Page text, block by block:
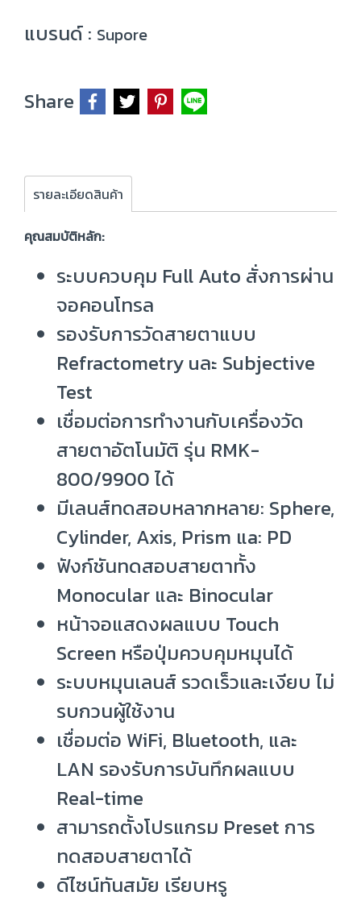
แบรนด์ : Supore
Share
รายละเอียดสินค้า
คุณสมบัติหลัก:
ระบบควบคุม Full Auto สั่งการผ่าน
จอคอนโทรล
รองรับการวัดสายตาแบบ
Refractometry uละ Subjective
Test
เชื่อมต่อการทำงานกับเครื่องวัด
สายตาอัตโนมัติ รุ่น RMK-
800/9900 ได้
มีเลนส์ทดสอบหลากหลาย: Sphere,
Cylinder, Axis, Prism แa: PD
ฟังก์ชันทดสอบสายตาทั้ง
Monocular และ Binocular
หน้าจอแสดงผลแบบ Touch
Screen หรือปุ่มควบคุมหมุนได้
ระบบหมุนเลนส์ รวดเร็วและเงียบ ไม่
รบกวนผู้ใช้งาน
เชื่อมต่อ WiFi, Bluetooth, และ
LAN รองรับการบันทึกผลแบบ
Real-time
สามารถตั้งโปรแกรม Preset การ
ทดสอบสายตาได้
ดีไซน์ทันสมัย เรียบหรู